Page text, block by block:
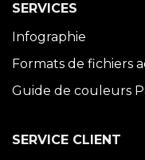
SERVICES
Infographie
Formats de fichiers
Guide de couleurs
SERVICE CLIENT